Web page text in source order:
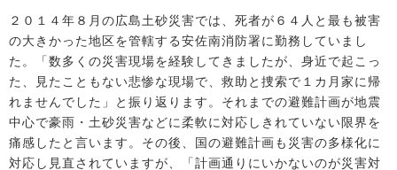
２０１４年８月の広島土砂災害では、死者が６４人と最も被害
の大きかった地区を管轄する安佐南消防署に勤務していまし
た。「数多くの災害現場を経験してきましたが、身近で起こっ
た、見たこともない悲惨な現場で、救助と捜索で１カ月家に帰
れませんでした」と振り返ります。それまでの避難計画が地震
中心で豪雨・土砂災害などに柔軟に対応しきれていない限界を
痛感したと言います。その後、国の避難計画も災害の多様化に
対応し見直されていますが、「計画通りにいかないのが災害対